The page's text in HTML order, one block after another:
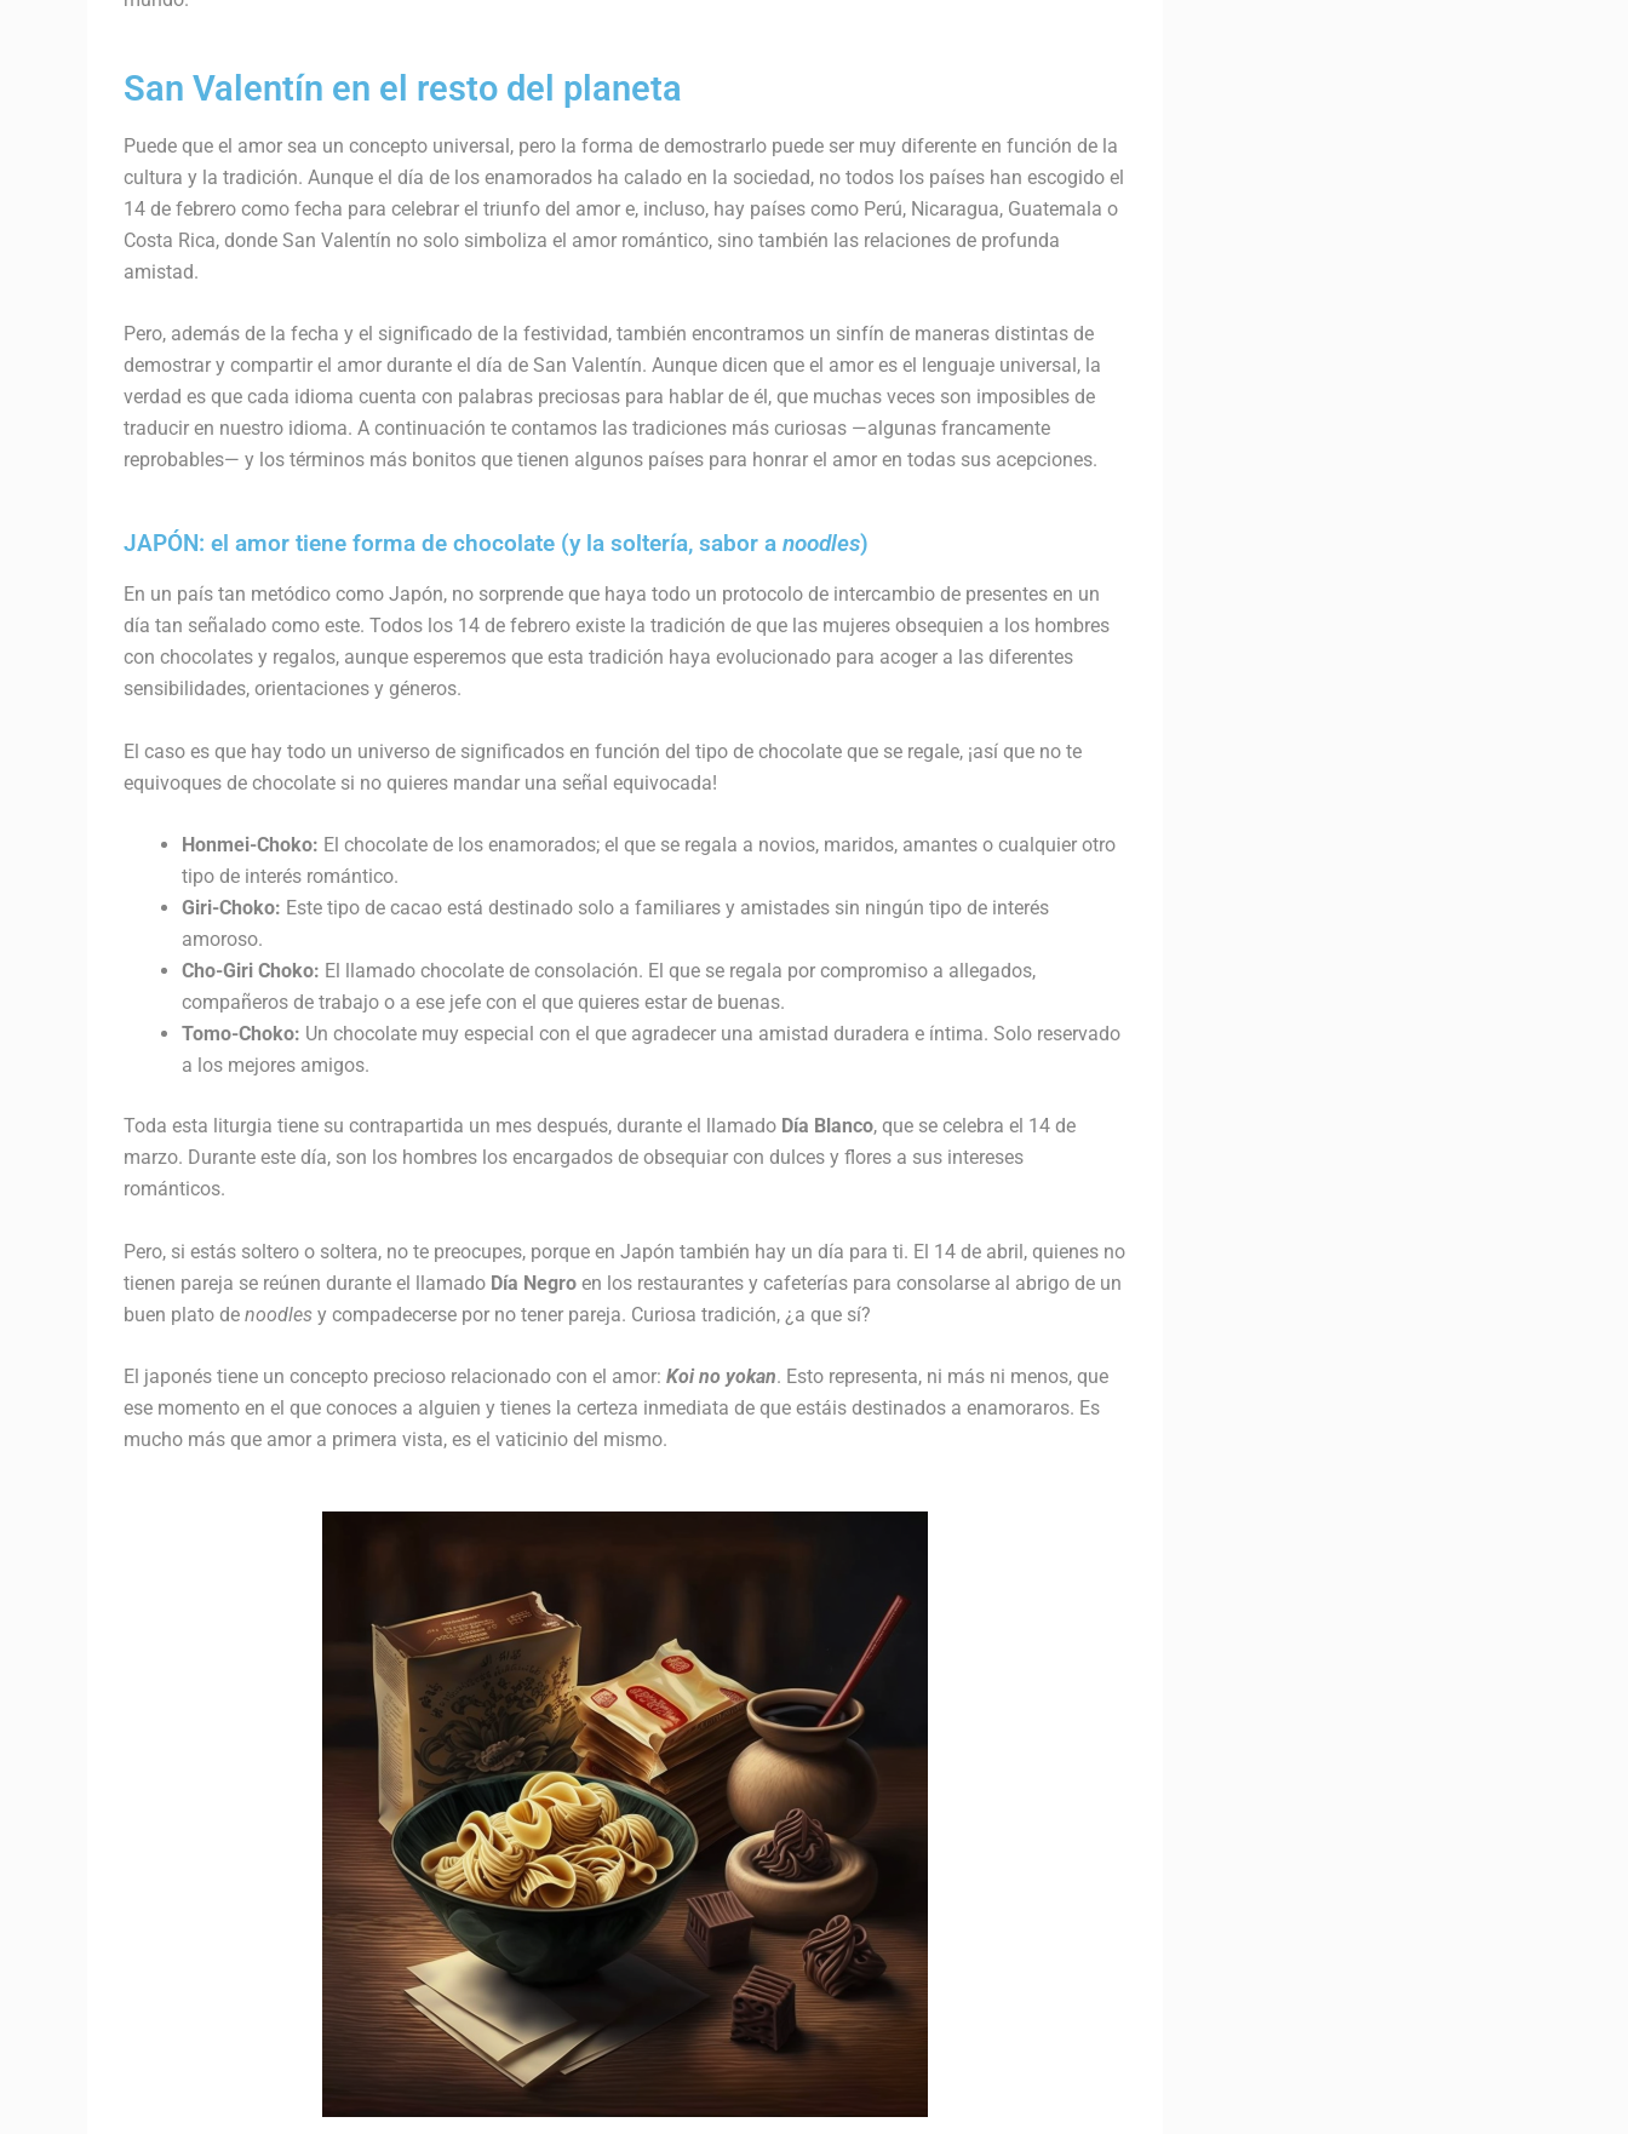
San Valentín en el resto del planeta
Puede que el amor sea un concepto universal, pero la forma de demostrarlo puede ser muy diferente en función de la
cultura y la tradición. Aunque el día de los enamorados ha calado en la sociedad, no todos los países han escogido el
14 de febrero como fecha para celebrar el triunfo del amor e, incluso, hay países como Perú, Nicaragua, Guatemala o
Costa Rica, donde San Valentín no solo simboliza el amor romántico, sino también las relaciones de profunda
amistad.
Pero, además de la fecha y el significado de la festividad, también encontramos un sinfín de maneras distintas de
demostrar y compartir el amor durante el día de San Valentín. Aunque dicen que el amor es el lenguaje universal, la
verdad es que cada idioma cuenta con palabras preciosas para hablar de él, que muchas veces son imposibles de
traducir en nuestro idioma. A continuación te contamos las tradiciones más curiosas —algunas francamente
reprobables— y los términos más bonitos que tienen algunos países para honrar el amor en todas sus acepciones.
JAPÓN: el amor tiene forma de chocolate (y la soltería, sabor a noodles)
En un país tan metódico como Japón, no sorprende que haya todo un protocolo de intercambio de presentes en un
día tan señalado como este. Todos los 14 de febrero existe la tradición de que las mujeres obsequien a los hombres
con chocolates y regalos, aunque esperemos que esta tradición haya evolucionado para acoger a las diferentes
sensibilidades, orientaciones y géneros.
El caso es que hay todo un universo de significados en función del tipo de chocolate que se regale, ¡así que no te
equivoques de chocolate si no quieres mandar una señal equivocada!
Honmei-Choko: El chocolate de los enamorados; el que se regala a novios, maridos, amantes o cualquier otro
tipo de interés romántico.
Giri-Choko: Este tipo de cacao está destinado solo a familiares y amistades sin ningún tipo de interés
amoroso.
Cho-Giri Choko: El llamado chocolate de consolación. El que se regala por compromiso a allegados,
compañeros de trabajo o a ese jefe con el que quieres estar de buenas.
Tomo-Choko: Un chocolate muy especial con el que agradecer una amistad duradera e íntima. Solo reservado
a los mejores amigos.
Toda esta liturgia tiene su contrapartida un mes después, durante el llamado Día Blanco, que se celebra el 14 de
marzo. Durante este día, son los hombres los encargados de obsequiar con dulces y flores a sus intereses
románticos.
Pero, si estás soltero o soltera, no te preocupes, porque en Japón también hay un día para ti. El 14 de abril, quienes no
tienen pareja se reúnen durante el llamado Día Negro en los restaurantes y cafeterías para consolarse al abrigo de un
buen plato de noodles y compadecerse por no tener pareja. Curiosa tradición, ¿a que sí?
El japonés tiene un concepto precioso relacionado con el amor: Koi no yokan. Esto representa, ni más ni menos, que
ese momento en el que conoces a alguien y tienes la certeza inmediata de que estáis destinados a enamoraros. Es
mucho más que amor a primera vista, es el vaticinio del mismo.